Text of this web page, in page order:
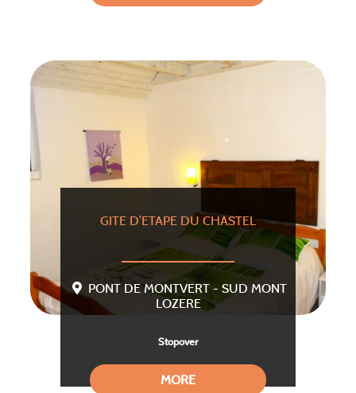
GITE D’ETAPE DU CHASTEL
PONT DE MONTVERT - SUD MONT
LOZERE
Stopover
MORE